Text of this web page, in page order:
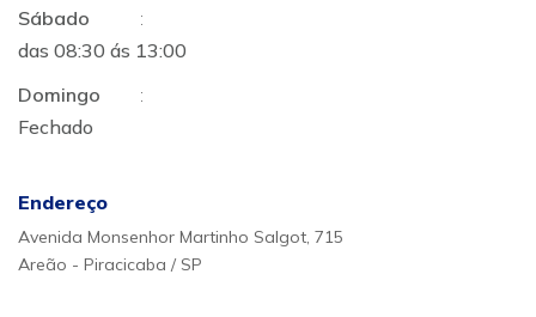
Sábado
:
das 08:30 ás 13:00
Domingo
:
Fechado
Endereço
Avenida Monsenhor Martinho Salgot, 715
Areão - Piracicaba / SP